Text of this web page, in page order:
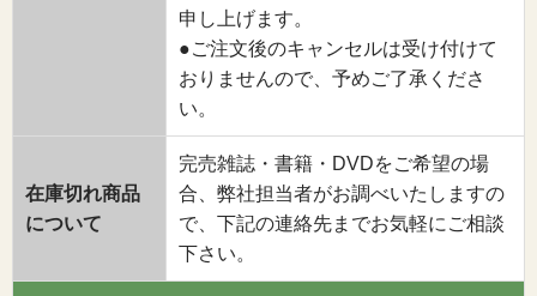
申し上げます。
●ご注文後のキャンセルは受け付けて
おりませんので、予めご了承くださ
い。
在庫切れ商品
について
完売雑誌・書籍・DVDをご希望の場
合、弊社担当者がお調べいたしますの
で、下記の連絡先までお気軽にご相談
下さい。